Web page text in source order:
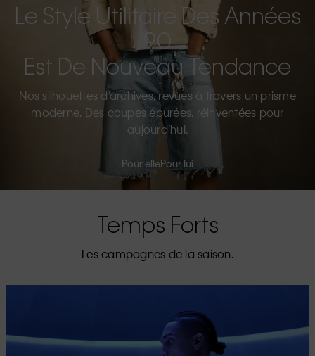
Le Style Utilitaire Des Années
90
Est De Nouveau Tendance
Nos silhouettes d’archives, revues à travers un prisme
moderne. Des coupes épurées, réinventées pour
aujourd’hui.
Pour ellePour lui
Temps Forts
Les campagnes de la saison.